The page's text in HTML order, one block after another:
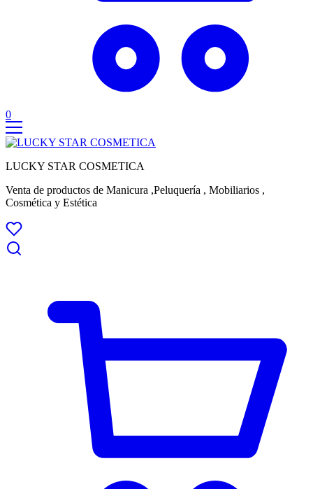
0
LUCKY STAR COSMETICA
Venta de productos de Manicura ,Peluquería , Mobiliarios ,
Cosmética y Estética